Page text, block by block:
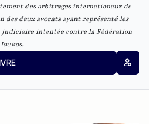
des arbitrages internationaux de
des deux avocats ayant représenté les
judiciaire intentée contre la Fédération